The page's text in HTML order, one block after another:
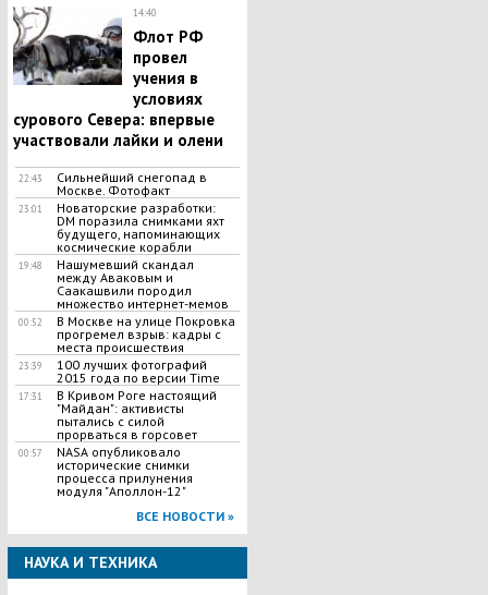
14:40
Флот РФ
провел
учения в
условиях
сурового Севера: впервые
участвовали лайки и олени
22:43
Сильнейший снегопад в
Москве. Фотофакт
23:01
Новаторские разработки:
DM поразила снимками яхт
будущего, напоминающих
космические корабли
19:48
Нашумевший скандал
между Аваковым и
Саакашвили породил
множество интернет-мемов
00:52
В Москве на улице Покровка
прогремел взрыв: кадры с
места происшествия
23:39
100 лучших фотографий
2015 года по версии Time
17:31
В Кривом Роге настоящий
"Майдан": активисты
пытались с силой
прорваться в горсовет
00:57
NASA опубликовало
исторические снимки
процесса прилунения
модуля "Аполлон-12"
ВСЕ НОВОСТИ »
НАУКА И ТЕХНИКА